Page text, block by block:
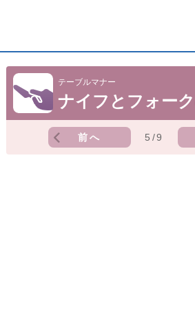
テーブルマナー
ナイフとフォー
前へ 5/9